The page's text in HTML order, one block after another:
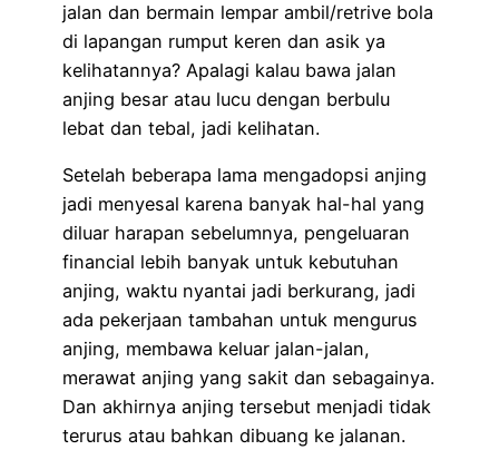
jalan dan bermain lempar ambil/retrive bola
di lapangan rumput keren dan asik ya
kelihatannya? Apalagi kalau bawa jalan
anjing besar atau lucu dengan berbulu
lebat dan tebal, jadi kelihatan.
Setelah beberapa lama mengadopsi anjing
jadi menyesal karena banyak hal-hal yang
diluar harapan sebelumnya, pengeluaran
financial lebih banyak untuk kebutuhan
anjing, waktu nyantai jadi berkurang, jadi
ada pekerjaan tambahan untuk mengurus
anjing, membawa keluar jalan-jalan,
merawat anjing yang sakit dan sebagainya.
Dan akhirnya anjing tersebut menjadi tidak
terurus atau bahkan dibuang ke jalanan.